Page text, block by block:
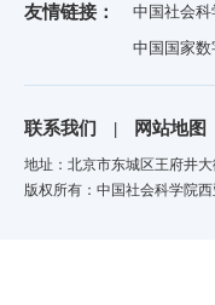
友情链接： 中国社会科
中国国家
联系我们 | 网站地图
地址：北京市东城区王府井大
版权所有：中国社会科学院